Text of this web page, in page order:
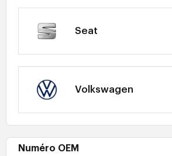
Seat
Volkswagen
Numéro OEM